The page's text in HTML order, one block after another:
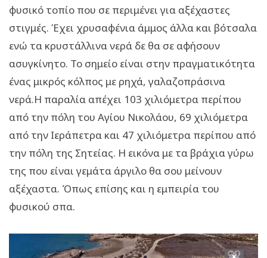
φυσικό τοπίο που σε περιμένει για αξέχαστες
στιγμές. Έχει χρυσαφένια άμμος άλλα και βότσαλα
ενώ τα κρυστάλλινα νερά δε θα σε αφήσουν
ασυγκίνητο. Το σημείο είναι στην πραγματικότητα
ένας μικρός κόλπος με ρηχά, γαλαζοπράσινα
νερά.Η παραλία απέχει 103 χιλιόμετρα περίπου
από την πόλη του Αγίου Νικολάου, 69 χιλιόμετρα
από την Ιεράπετρα και 47 χιλιόμετρα περίπου από
την πόλη της Σητείας. Η εικόνα με τα βράχια γύρω
της που είναι γεμάτα άργιλο θα σου μείνουν
αξέχαστα. Όπως επίσης και η εμπειρία του
φυσικού σπα.